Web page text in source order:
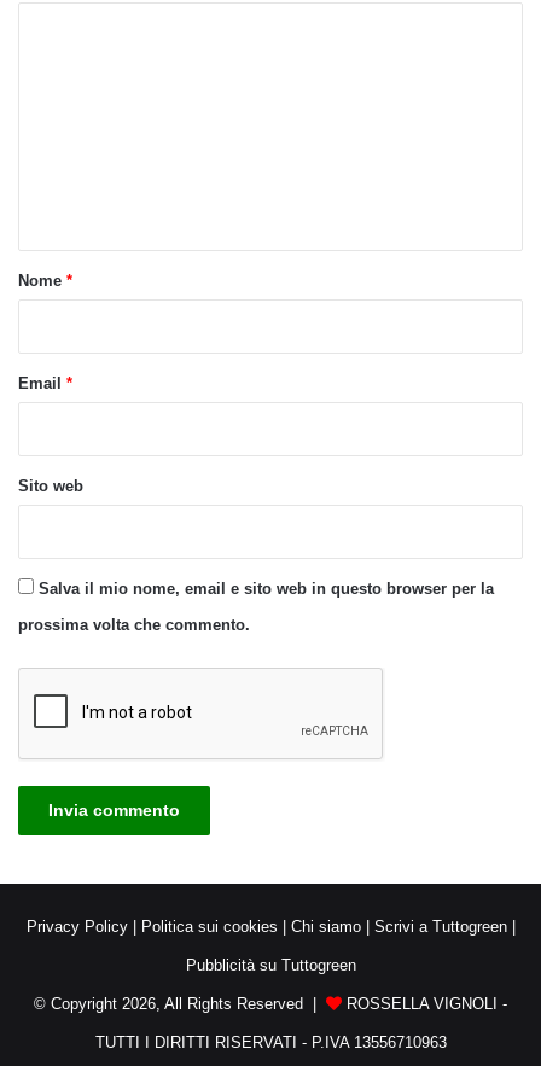
oNome *
Email *
Sito web
Salva il mio nome, email e sito web in questo browser per la
prossima volta che commento.
Privacy Policy| Politica sui cookies Chi siamo| Scrivi a Tuttogreen|
Pubblicità su Tuttogreen
© Copyright 2026, All Rights Reserved | ROSSELLA VIGNOLI -
TUTTI I DIRITTI RISERVATI - P.IVA 13556710963